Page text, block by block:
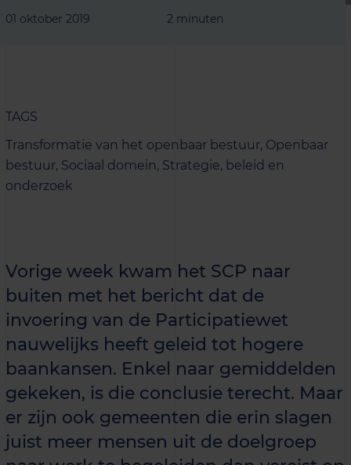
01 oktober 2019 2 minuten
TAGS
Transformatie van het openbaar bestuur, Openbaar
bestuur, Sociaal domein, Strategie, beleid en
onderzoek
Vorige week kwam het SCP naar
buiten met het bericht dat de
invoering van de Participatiewet
nauwelijks heeft geleid tot hogere
baankansen. Enkel naar gemiddelden
gekeken, is die conclusie terecht. Maar
er zijn ook gemeenten die erin slagen
juist meer mensen uit de doelgroep